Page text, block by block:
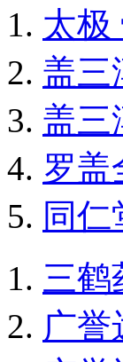
太极
盖三
盖三
罗盖
同
三鹤
广誉